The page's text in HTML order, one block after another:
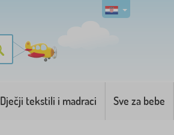
Dječji tekstili i madraci Sve za bebe